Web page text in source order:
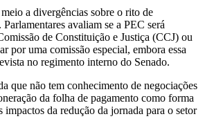
a divergências sobre o rito de
avaliam se a PEC será
de Constituição e Justiça (CCJ) ou
por uma comissão especial, embora essa
no regimento interno do Senado.
que não tem conhecimento de negociações
da folha de pagamento como forma
impactos da redução da jornada para o setor